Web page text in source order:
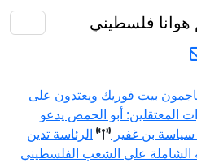
هوانا فلسطيني
بيت فوريك ويعتدون على
المعتقلين: أبو الحمص يدعو
بن غفير
الرئاسة تدين
الشاملة على الشعب الفلسطيني